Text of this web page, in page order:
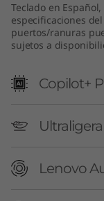
Teclado en
especificaciones
puertos/ranuras
sujetos a
Copilot+
Ultraligera
Lenovo